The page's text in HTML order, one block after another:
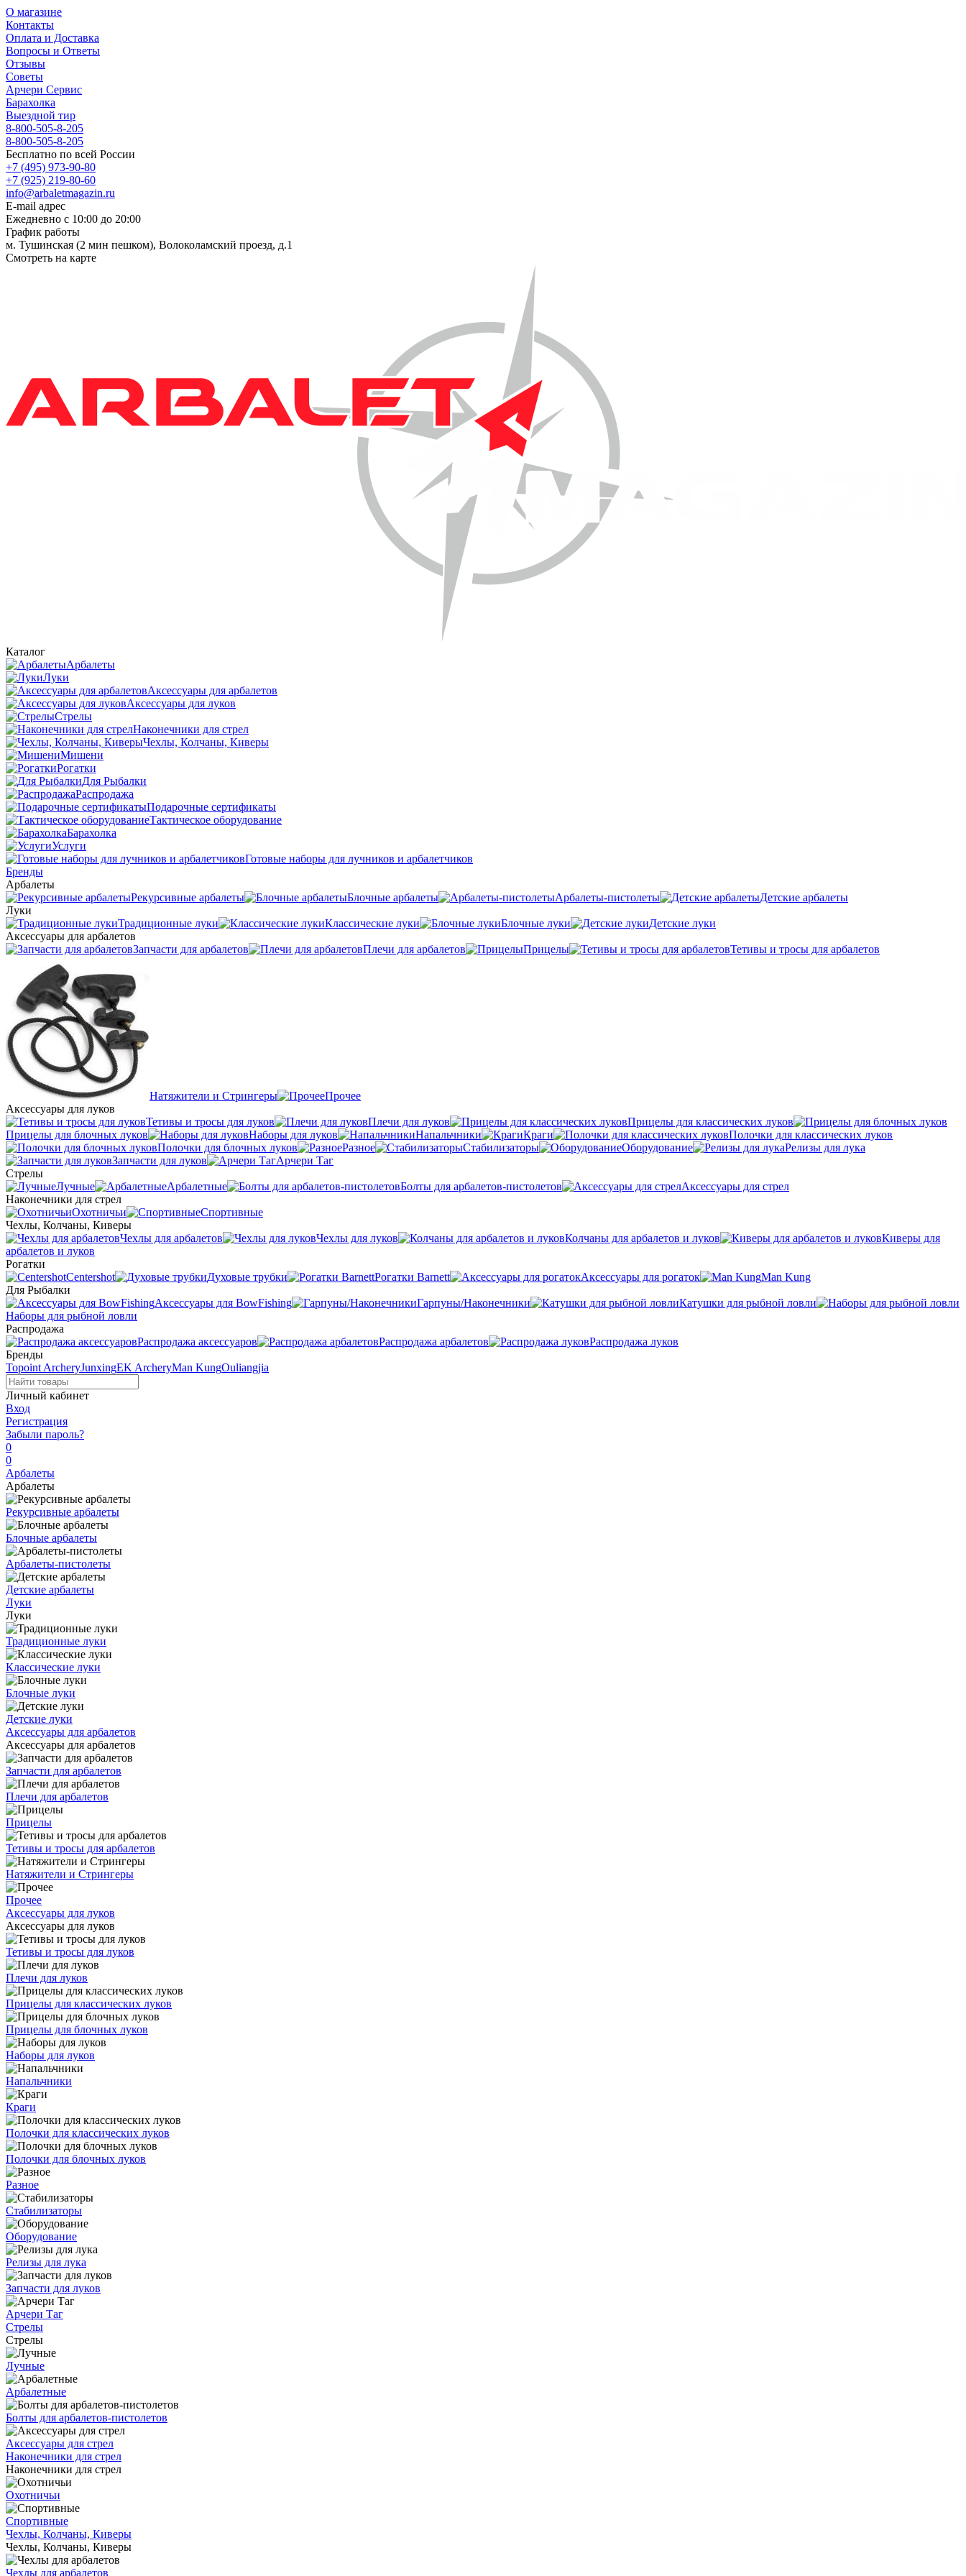
О магазине
Контакты
Оплата и Доставка
Вопросы и Ответы
Отзывы
Советы
Арчери Сервис
Барахолка
Выездной тир
8-800-505-8-205
8-800-505-8-205
Бесплатно по всей России
+7 (495) 973-90-80
+7 (925) 219-80-60
info@arbaletmagazin.ru
E-mail адрес
Ежедневно с 10:00 до 20:00
График работы
м. Тушинская (2 мин пешком), Волоколамский проезд, д.1
Смотреть на карте
Каталог
Арбалеты
Луки
Аксессуары для арбалетов
Аксессуары для луков
Стрелы
Наконечники для стрел
Чехлы, Колчаны, Киверы
Мишени
Рогатки
Для Рыбалки
Распродажа
Подарочные сертификаты
Тактическое оборудование
Барахолка
Услуги
Готовые наборы для лучников и арбалетчиков
Бренды
Арбалеты
Рекурсивные арбалеты
Блочные арбалеты Арбалеты-пистолеты
Детские арбалеты
Луки
Традиционные луки
Классические луки Блочные луки
Детские луки
Аксессуары для арбалетов
Запчасти для арбалетов
Плечи для арбалетов Прицелы Тетивы и тросы для арбалетов
Натяжители и Стрингеры
Прочее
Аксессуары для луков
Тетивы и тросы для луков
Плечи для луков
Прицелы для классических луков
Прицелы для блочных луков
Наборы для луков Напальчники Краги
Полочки для классических луков
Полочки для блочных луков
Разное Стабилизаторы Оборудование
Релизы для лука
Запчасти для луков
Арчери Таг
Стрелы
Лучные
Арбалетные Болты для арбалетов-пистолетов
Аксессуары для стрел
Наконечники для стрел
Охотничьи
Спортивные
Чехлы, Колчаны, Киверы
Чехлы для арбалетов
Чехлы для луков Колчаны для арбалетов и луков
Киверы для
арбалетов и луков
Рогатки
Centershot
Духовые трубки Рогатки Barnett Аксессуары для рогаток
Man Kung
Для Рыбалки
Аксессуары для BowFishing
Гарпуны/Наконечники
Катушки для рыбной ловли
Наборы для рыбной ловли
Распродажа
Распродажа аксессуаров
Распродажа арбалетов
Распродажа луков
Бренды
Topoint ArcheryJunxingEK ArcheryMan KungOuliangjia
Личный кабинет
Вход
Регистрация
Забыли пароль?
0
0
Арбалеты
Арбалеты
Рекурсивные арбалеты
Блочные арбалеты
Арбалеты-пистолеты
Детские арбалеты
Луки
Луки
Традиционные луки
Классические луки
Блочные луки
Детские луки
Аксессуары для арбалетов
Аксессуары для арбалетов
Запчасти для арбалетов
Плечи для арбалетов
Прицелы
Тетивы и тросы для арбалетов
Натяжители и Стрингеры
Прочее
Аксессуары для луков
Аксессуары для луков
Тетивы и тросы для луков
Плечи для луков
Прицелы для классических луков
Прицелы для блочных луков
Наборы для луков
Напальчники
Краги
Полочки для классических луков
Полочки для блочных луков
Разное
Стабилизаторы
Оборудование
Релизы для лука
Запчасти для луков
Арчери Таг
Стрелы
Стрелы
Лучные
Арбалетные
Болты для арбалетов-пистолетов
Аксессуары для стрел
Наконечники для стрел
Наконечники для стрел
Охотничьи
Спортивные
Чехлы, Колчаны, Киверы
Чехлы, Колчаны, Киверы
Чехлы для арбалетов